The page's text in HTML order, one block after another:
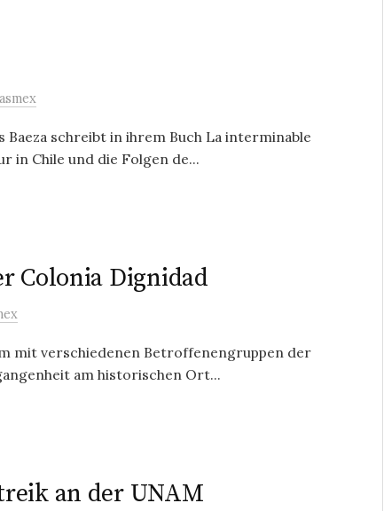
Baeza schreibt in ihrem Buch La interminable
in Chile und die Folgen de...
Colonia Dignidad
mit verschiedenen Betroffenengruppen der
am historischen Ort...
an der UNAM